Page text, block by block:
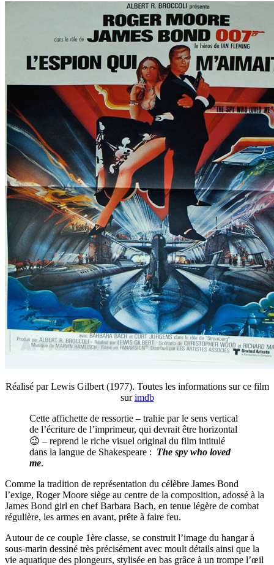
Réalisé par Lewis Gilbert (1977). Toutes les informations sur ce film
surimdb
Cette affichette de ressortie – trahie par le sens vertical
de l’écriture de l’imprimeur, qui devrait être horizontal
😉 – reprend le riche visuel original du film intitulé
dans la langue de Shakespeare : The spy who loved
me.
Comme la tradition de représentation du célèbre James Bond
l’exige, Roger Moore siège au centre de la composition, adossé à la
James Bond girl en chef Barbara Bach, en tenue légère de combat
régulière, les armes en avant, prête à faire feu.
Autour de ce couple 1ère classe, se construit l’image du hangar à
sous-marin dessiné très précisément avec moult détails ainsi que la
vie aquatique des plongeurs, stylisée en bas grâce à un trompe l’œil